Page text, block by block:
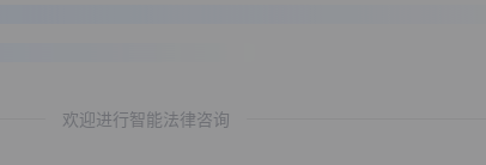
欢迎进行智能法律咨询